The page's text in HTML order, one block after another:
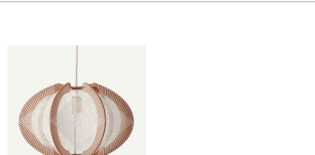
。それぞれの生地の特性を最大限に引き出